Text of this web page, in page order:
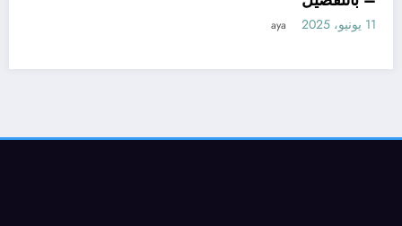
لتفسير حلم